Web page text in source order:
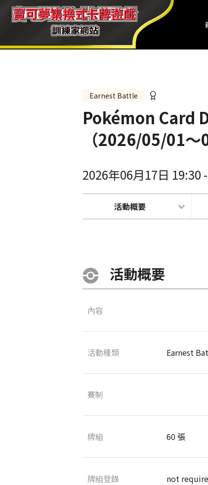
Earnest Battle
Pokémon Card
（2026/05/01～
2026年06月17日 19:30 -
活動概要
活動概要
內容
活動種類 Earnest
賽制
牌組 60 張
牌組登錄 not